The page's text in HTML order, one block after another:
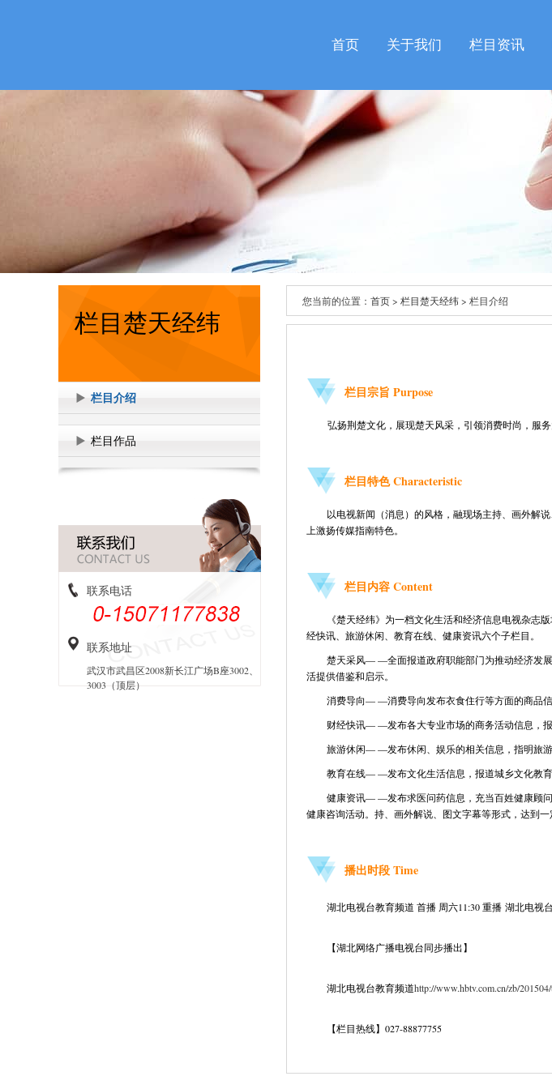
首页 关于我们 栏目资讯
栏目楚天经纬
栏目介绍
栏目作品
联系电话
联系地址
武汉市武昌区2008新长江广场B座3002、
3003（顶层）
您当前的位置： 首页> 栏目楚天经纬> 栏目介绍
栏目宗旨 Purpose
弘扬荆楚文化，展现楚天风采，引领消费时尚，服务
栏目特色 Characteristic
以电视新闻（消息）的风格，融现场主持、画外解
上激扬传媒指南特色。
栏目内容 Content
《楚天经纬》为一档文化生活和经济信息电视杂志
经快讯、旅游休闲、教育在线、健康资讯六个子栏目。
楚天采风— —全面报道政府职能部门为推动经济发
活提供借鉴和启示。
消费导向— —消费导向发布衣食住行等方面的商品信
财经快讯— —发布各大专业市场的商务活动信息，报
旅游休闲— —发布休闲、娱乐的相关信息，指明旅游
教育在线— —发布文化生活信息，报道城乡文化教育
健康资讯— —发布求医问药信息，充当百姓健康顾
健康咨询活动。持、画外解说、图文字幕等形式，达到
播出时段 Time
湖北电视台教育频道 首播 周六11:30 重播 湖北电视
【湖北网络广播电视台同步播出】
湖北电视台教育频道http://www.hbtv.com.cn/zb/
【栏目热线】027-88877755